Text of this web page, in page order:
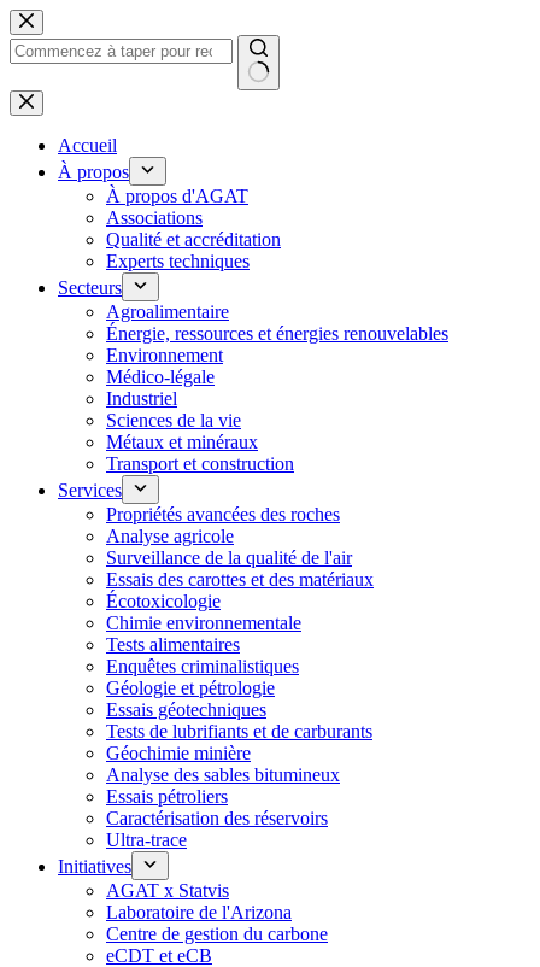
Passer
au
contenu
Aucun
résultat
Accueil
À propos
À propos d'AGAT
Associations
Qualité et accréditation
Experts techniques
Secteurs
Agroalimentaire
Énergie, ressources et énergies renouvelables
Environnement
Médico-légale
Industriel
Sciences de la vie
Métaux et minéraux
Transport et construction
Services
Propriétés avancées des roches
Analyse agricole
Surveillance de la qualité de l'air
Essais des carottes et des matériaux
Écotoxicologie
Chimie environnementale
Tests alimentaires
Enquêtes criminalistiques
Géologie et pétrologie
Essais géotechniques
Tests de lubrifiants et de carburants
Géochimie minière
Analyse des sables bitumineux
Essais pétroliers
Caractérisation des réservoirs
Ultra-trace
Initiatives
AGAT x Statvis
Laboratoire de l'Arizona
Centre de gestion du carbone
eCDT et eCB